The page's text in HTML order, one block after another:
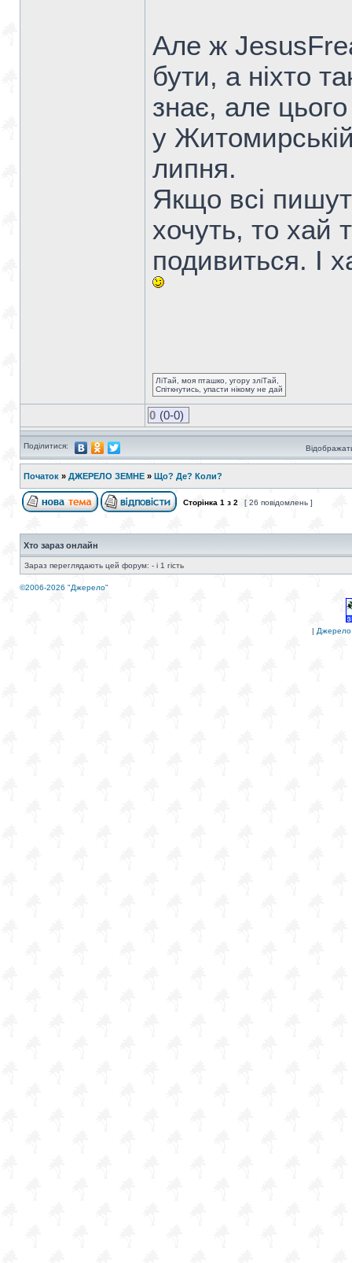
Але ж
бути, а ніхто
знає, але
у
липня.
Якщо всі
хочуть, то хай
подивиться. І
ЛіТай, моя пташко, угору зліТай,
Спіткнутись, упасти нікому не дай
0 (0-0)
Поділитися:
Початок » ДЖЕРЕЛО ЗЕМНЕ » Що? Де? Коли?
Сторінка 1 з 2 [ 26 повідомлень ]
Хто зараз онлайн
Зараз переглядають цей форум: - і 1 гість
©2006-2026 "Джерело"
| Джерело